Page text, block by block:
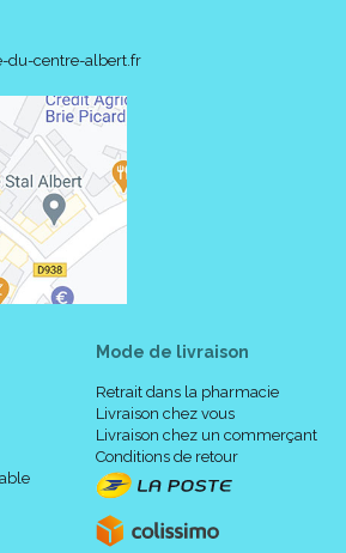
du-centre-albert.fr
Mode de livraison
Retrait dans la pharmacie
Livraison chez vous
Livraison chez un commerçant
Conditions de retour